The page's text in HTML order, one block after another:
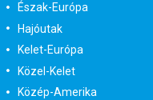
Észak-Európa
Hajóutak
Kelet-Európa
Közel-Kelet
Közép-Amerika